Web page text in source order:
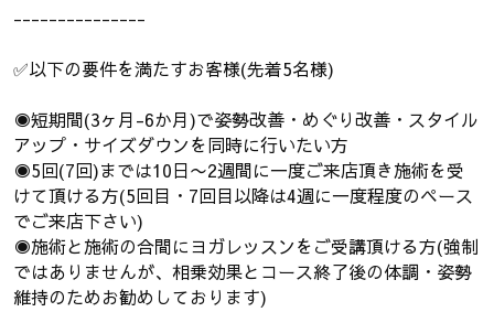
---------------
✅以下の要件を満たすお客様(先着5名様)
◉短期間(3ヶ月-6か月)で姿勢改善・めぐり改善・スタイル
アップ・サイズダウンを同時に行いたい方
◉5回(7回)までは10日〜2週間に一度ご来店頂き施術を受
けて頂ける方(5回目・7回目以降は4週に一度程度のペース
でご来店下さい)
◉施術と施術の合間にヨガレッスンをご受講頂ける方(強制
ではありませんが、相乗効果とコース終了後の体調・姿勢
維持のためお勧めしております)